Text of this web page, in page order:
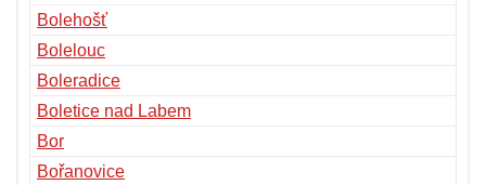
Bolehošť
Bolelouc
Boleradice
Boletice nad Labem
Bor
Bořanovice